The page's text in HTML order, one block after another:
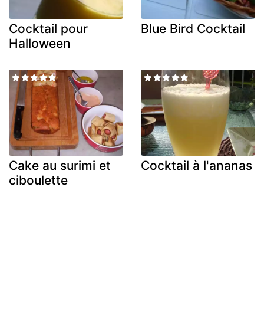
Cocktail pour
Halloween
Blue Bird Cocktail
Cake au surimi et
ciboulette
Cocktail à l'ananas